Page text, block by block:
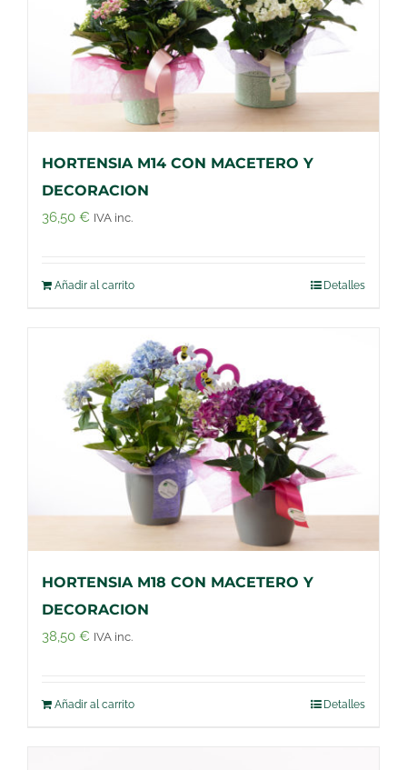
HORTENSIA M14 CON MACETERO Y
DECORACION
36,50 € IVA inc.
Añadir al carrito Detalles
HORTENSIA M18 CON MACETERO Y
DECORACION
38,50 € IVA inc.
Añadir al carrito Detalles